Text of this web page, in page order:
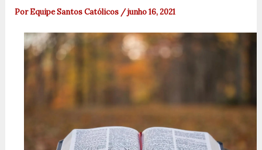
PorEquipe Santos Católicos /junho 16, 2021